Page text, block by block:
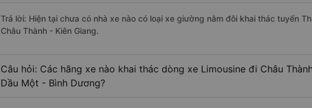
Trả lời: Hiện tại chưa có nhà xe nào có loại xe giường nằm đôi khai thác tuyến
Châu Thành - Kiên Giang.
Câu hỏi: Các hãng xe nào khai thác dòng xe Limousine đi Châu
Dầu Một - Bình Dương?